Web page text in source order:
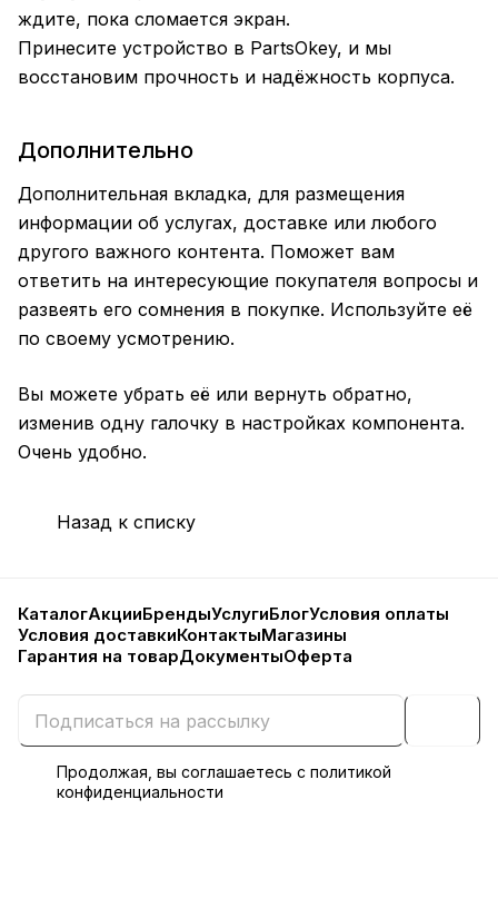
ждите, пока сломается экран.
Принесите устройство в PartsOkey, и мы
восстановим прочность и надёжность корпуса.
Дополнительно
Дополнительная вкладка, для размещения
информации об услугах, доставке или любого
другого важного контента. Поможет вам
ответить на интересующие покупателя вопросы и
развеять его сомнения в покупке. Используйте её
по своему усмотрению.
Вы можете убрать её или вернуть обратно,
изменив одну галочку в настройках компонента.
Очень удобно.
Назад к списку
КаталогАкцииБрендыУслугиБлогУсловия оплаты
Условия доставкиКонтактыМагазины
Гарантия на товарДокументыОферта
Продолжая, вы соглашаетесь с политикой
конфиденциальности